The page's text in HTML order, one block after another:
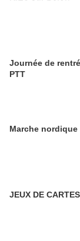
Journée de
PTT
JEUX DE